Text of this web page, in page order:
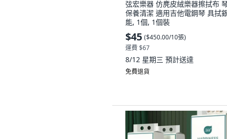
弦宏樂器 仿麂皮絨樂器擦拭布
保養清潔 適用吉他電鋼琴 具拭
能, 1個, 1個裝
$45 ($450.00/10張)
運費 $67
8/12 星期三 預計送達
免費退貨